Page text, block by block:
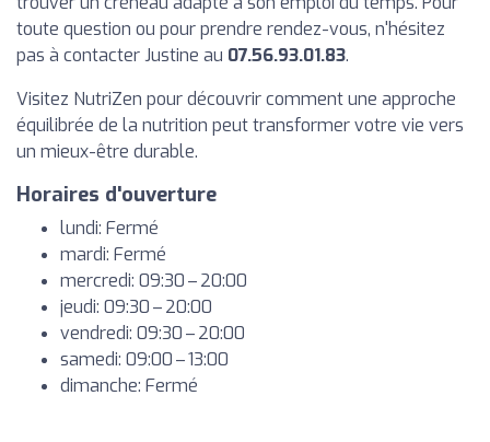
toute question ou pour prendre rendez-vous, n'hésitez
pas à contacter Justine au 07.56.93.01.83.
Visitez NutriZen pour découvrir comment une approche
équilibrée de la nutrition peut transformer votre vie vers
un mieux-être durable.
Horaires d'ouverture
lundi: Fermé
mardi: Fermé
mercredi: 09:30 – 20:00
jeudi: 09:30 – 20:00
vendredi: 09:30 – 20:00
samedi: 09:00 – 13:00
dimanche: Fermé